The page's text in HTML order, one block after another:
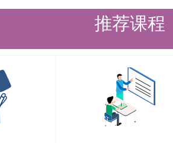
与机器学习》是一本
的考生。书中不仅介
讲解了深度学习的前
生成对抗网络（GAN
推荐课程